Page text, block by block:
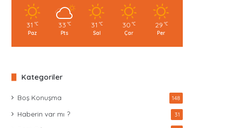
31 ℃
Paz
33 ℃
Pts
31 ℃
Sal
30 ℃
Çar
29 ℃
Per
Kategoriler
Boş Konuşma 148
Haberin var mı ? 31